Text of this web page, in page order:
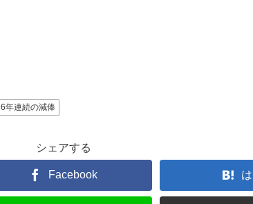
6年連続の減俸
シェアする
Facebook